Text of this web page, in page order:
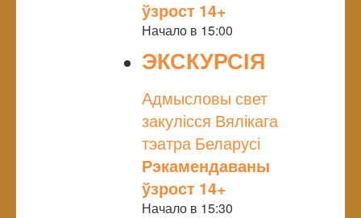
ўзрост 14+
Начало в 15:00
ЭКСКУРСІЯ
Адмысловы свет
закулісся Вялікага
тэатра Беларусі
Рэкамендаваны
ўзрост 14+
Начало в 15:30